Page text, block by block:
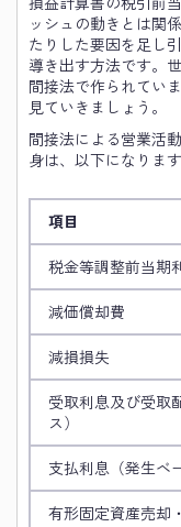
ッシュの動きとは関
たりした要因を足し
導き出す方法です。
間接法で作られてい
見ていきましょう。
間接法による営業活
身は、以下になります
項目
税金等調整前当期
減価償却費
減損損失
受取利息及び受取
ス）
支払利息（発生ベ
有形固定資産売却